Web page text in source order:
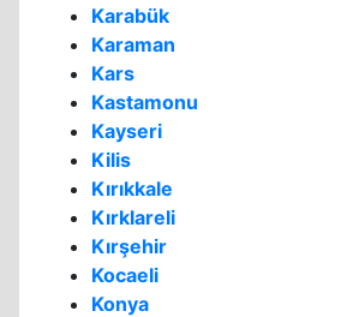
Karabük
Karaman
Kars
Kastamonu
Kayseri
Kilis
Kırıkkale
Kırklareli
Kırşehir
Kocaeli
Konya